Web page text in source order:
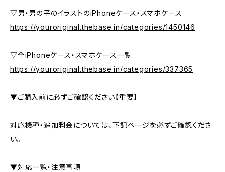
▽男・男の子のイラストのiPhoneケース・スマホケース
https://youroriginal.thebase.in/categories/1450146
▽全iPhoneケース・スマホケース一覧
https://youroriginal.thebase.in/categories/337365
▼ご購入前に必ずご確認ください【重要】
対応機種・追加料金については、下記ページを必ずご確認くださ
い。
▼対応一覧・注意事項